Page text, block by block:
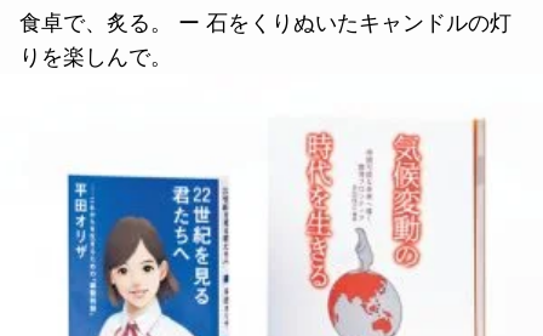
食卓で、炙る。 ー 石をくりぬいたキャンドルの灯
りを楽しんで。